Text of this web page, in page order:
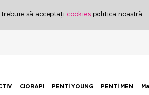
să acceptați cookies politica noastră.
CIORAPI PENTİ YOUNG PENTİ MEN